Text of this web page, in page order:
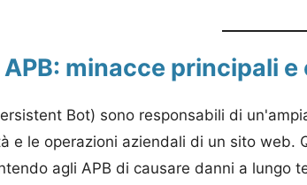
minacce principali
Bot) sono responsabili di
e le operazioni aziendali di un sito web.
agli APB di causare danni a lungo